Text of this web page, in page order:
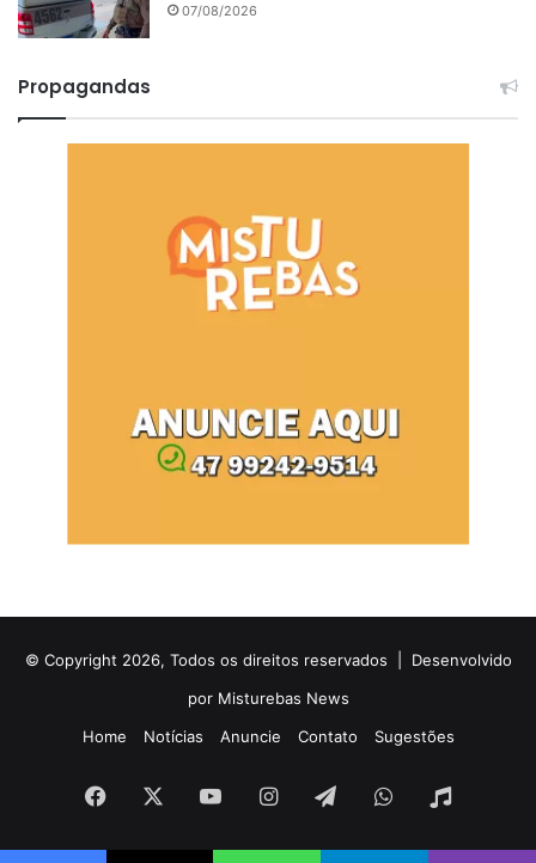
07/08/2026
Propagandas
© Copyright 2026, Todos os direitos reservados | Desenvolvido
por Misturebas News
Home
Notícias Anuncie Contato Sugestões
Facebook YouTubeInstagramTelegramWhatsApp
Rádio